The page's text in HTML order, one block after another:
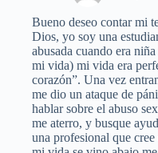
Bueno deseo contar mi
Dios, yo soy una
abusada cuando era
mi vida) mi vida era
corazón”. Una vez
me dio un ataque de
hablar sobre el abuso
me aterro, y busque
una profesional que cree